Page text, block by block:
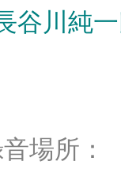
谷川純
みだ